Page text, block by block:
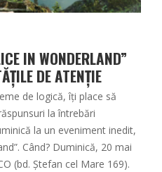
IN WONDERLAND”
DE ATENŢIE
de logică, îţi place să
la întrebări
la un eveniment inedit,
Când? Duminică, 20 mai
(bd. Ștefan cel Mare 169).